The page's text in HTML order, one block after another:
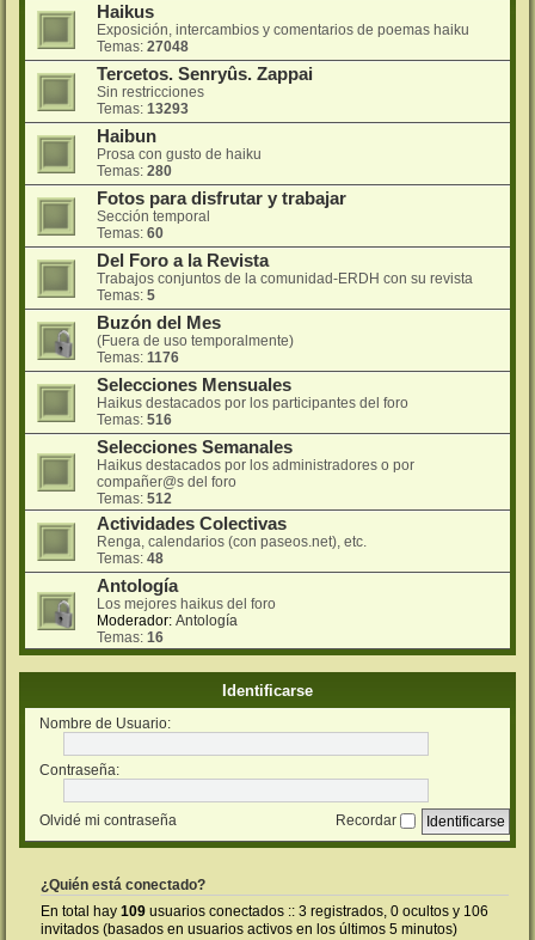
Haikus
Exposición, intercambios y comentarios de poemas haiku
Temas: 27048
Tercetos. Senryûs. Zappai
Sin restricciones
Temas: 13293
Haibun
Prosa con gusto de haiku
Temas: 280
Fotos para disfrutar y trabajar
Sección temporal
Temas: 60
Del Foro a la Revista
Trabajos conjuntos de la comunidad-ERDH con su revista
Temas: 5
Buzón del Mes
(Fuera de uso temporalmente)
Temas: 1176
Selecciones Mensuales
Haikus destacados por los participantes del foro
Temas: 516
Selecciones Semanales
Haikus destacados por los administradores o por
compañer@s del foro
Temas: 512
Actividades Colectivas
Renga, calendarios (con paseos.net), etc.
Temas: 48
Antología
Los mejores haikus del foro
Moderador: Antología
Temas: 16
Identificarse
Nombre de Usuario:
Contraseña:
Olvidé mi contraseña Recordar
¿Quién está conectado?
En total hay 109 usuarios conectados :: 3 registrados, 0 ocultos y 106
invitados (basados en usuarios activos en los últimos 5 minutos)